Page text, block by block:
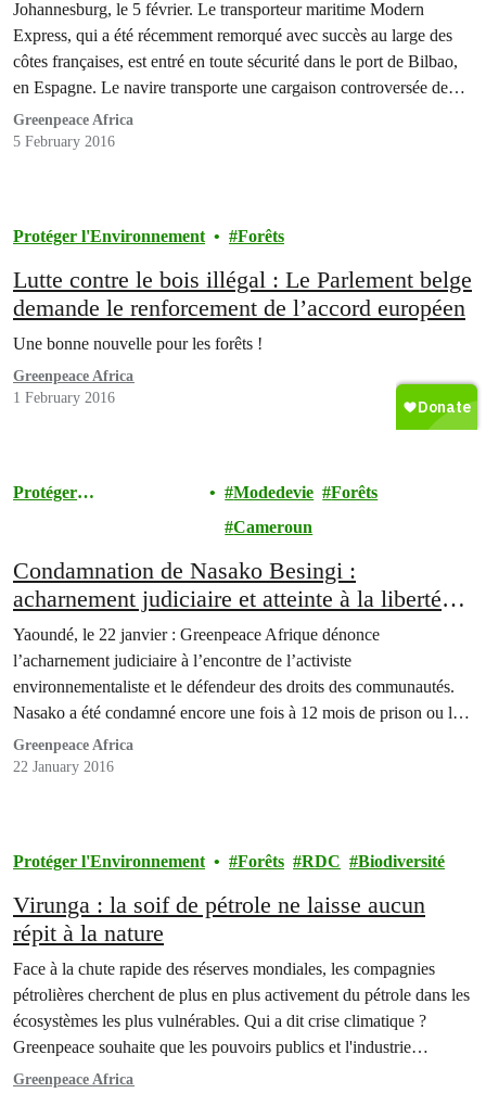
Johannesburg, le 5 février. Le transporteur maritime Modern
Express, qui a été récemment remorqué avec succès au large des
côtes françaises, est entré en toute sécurité dans le port de Bilbao,
en Espagne. Le navire transporte une cargaison controversée de
bois apparemment destinée au marché français. La controverse
concerne l’origine et la légalité de ce…
Greenpeace Africa
5 February 2016
Protéger l'Environnement Forêts
Lutte contre le bois illégal : Le Parlement belge
demande le renforcement de l’accord européen
Une bonne nouvelle pour les forêts !
Greenpeace Africa
1 February 2016
Protéger
Modedevie
Forêts
Cameroun
Condamnation de Nasako Besingi :
acharnement judiciaire et atteinte à la liberté
d’expression au Cameroun
Yaoundé, le 22 janvier : Greenpeace Afrique dénonce
l’acharnement judiciaire à l’encontre de l’activiste
environnementaliste et le défendeur des droits des communautés.
Nasako a été condamné encore une fois à 12 mois de prison ou le
paiement d’une amende de 25,000 FCFA et de plus de 400,000
FCFA en frais de justice.
Greenpeace Africa
22 January 2016
Protéger l'Environnement Forêts RDC Biodiversité
Virunga : la soif de pétrole ne laisse aucun
répit à la nature
Face à la chute rapide des réserves mondiales, les compagnies
pétrolières cherchent de plus en plus activement du pétrole dans les
écosystèmes les plus vulnérables. Qui a dit crise climatique ?
Greenpeace souhaite que les pouvoirs publics et l'industrie
abandonnent leurs nouveaux projets pétroliers et investissent plutôt
Greenpeace Africa